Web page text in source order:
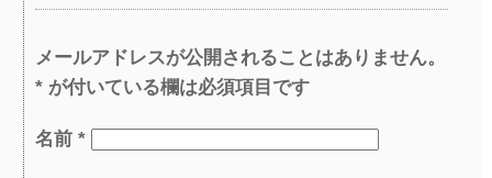
メールアドレスが公開されることはありません。
* が付いている欄は必須項目です
名前 *